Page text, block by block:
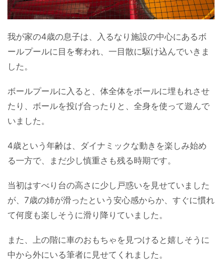
我が家の4歳の息子は、入るなり施設の中心にあるボ
ールプールに目を奪われ、一目散に駆け込んでいきま
した。
ボールプールに入ると、体全体をボールに埋もれさせ
たり、ボールを投げ合ったりと、全身を使って遊んで
いました。
4歳という年齢は、ダイナミックな動きを楽しみ始め
る一方で、まだ少し慎重さも残る時期です。
当初はすべり台の高さに少し戸惑いを見せていました
が、7歳の姉が滑ったという安心感からか、すぐに慣れ
て何度も楽しそうに滑り降りていました。
また、上の階に車のおもちゃを見つけると嬉しそうに
中から外にいる筆者に見せてくれました。